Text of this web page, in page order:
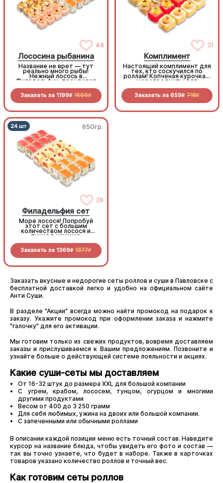
48
Лососина рыбанина
Название не врет — тут
реально много рыбы!
Нежный лосось в
Филадельфии, трендовая
окунем, горячие мидии и
сочный краб - когда улов
Заказать за 1199R 1566R
31
Комплимент
Настоящий комплимент для
тех, кто соскучился по
роллам! Копченая курочка и
морепродукты для
ощущений.
Заказать за 659R 718R
650гр.
28
Филадельфия сет
Море лосося! Попробуй
этот сет с большим
количеством лосося и
тунца в начинке
Заказать за 1369R 1377R
Заказать вкусные и недорогие сеты роллов и суши в Павловске с
бесплатной доставкой легко и удобно на официальном сайте
Анти Суши.
В разделе "Акции" всегда можно найти промокод на подарок к
заказу. Укажите промокод при оформлении заказа и нажмите
"галочку" для его активации.
Мы готовим только из свежих продуктов, вовремя доставляем
заказы и прислушиваемся к Вашим предложениям. Позвоните и
узнайте больше о действующей системе лояльности и акциях.
Какие суши-сеты мы доставляем
От 16-32 штук до размера XXL для большой компании
С угрем, крабом, лососем, тунцом, огурцом и многими
другими продуктами
Весом от 400 до 3 250 грамм
Для себя любимых, ужина на двоих или большой компании.
С запеченными или обычными роллами
В описании каждой позиции меню есть точный состав. Наведите
курсор на название блюда, чтобы увидеть его фото и состав —
так вы точно узнаете, что будет в наборе. Также в карточках
товаров указано количество роллов и точный вес.
Как готовим сеты роллов